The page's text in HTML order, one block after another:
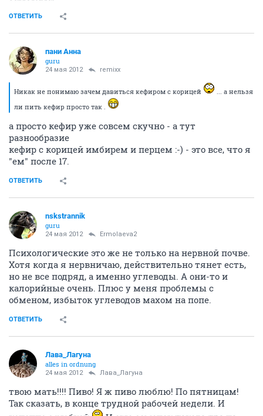
ОТВЕТИТЬ
пани Анна
guru
24 мая 2012 remixx
Никак не понимаю зачем давиться кефиром с корицей
... а нельзя
ли пить кефир просто так .
а просто кефир уже совсем скучно - а тут
разнообразие
кефир с корицей имбирем и перцем :-) - это все, что я
"ем" после 17.
ОТВЕТИТЬ
nskstrannik
guru
24 мая 2012 Ermolaeva2
Психологические это же не только на нервной почве.
Хотя когда я нервничаю, действительно тянет есть,
но не все подряд, а именно углеводы. А они-то и
калорийные очень. Плюс у меня проблемы с
обменом, избыток углеводов махом на попе.
ОТВЕТИТЬ
Лава_Лагуна
alles in ordnung
24 мая 2012 Лава_Лагуна
твою мать!!!! Пиво! Я ж пиво люблю! По пятницам!
Так сказать, в конце трудной рабочей недели. И